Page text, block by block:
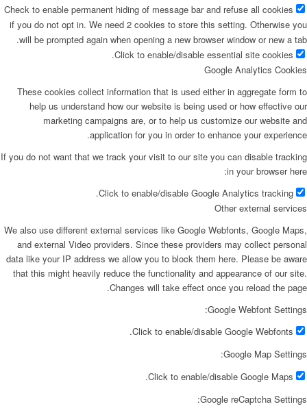
Check to enable permanent hiding of message bar and refuse all cookies
if you do not opt in. We need 2 cookies to store this setting. Otherwise
will be prompted again when opening a new browser window or new a
Click to enable/disable essential site cookies.
Google Analytics
These cookies collect information that is used either in aggregate form
help us understand how our website is being used or how effective
marketing campaigns are, or to help us customize our website
application for you in order to enhance your
If you do not want that we track your visit to our site you can disable
in your browser
Click to enable/disable Google Analytics tracking.
Other external
We also use different external services like Google Webfonts, Google
and external Video providers. Since these providers may collect
data like your IP address we allow you to block them here. Please be
that this might heavily reduce the functionality and appearance of our
Changes will take effect once you reload the
Google Webfont
Click to enable/disable Google Webfonts.
Google Map
Click to enable/disable Google Maps.
Google reCaptcha